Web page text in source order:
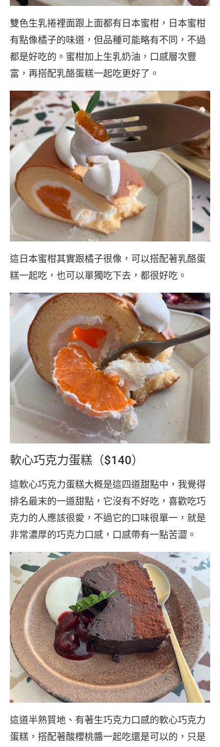
雙色生乳捲裡面跟上面都有日本蜜柑，日本蜜柑
有點像橘子的味道，但品種可能略有不同，不過
都是好吃的。蜜柑加上生乳奶油，口感層次豐
富，再搭配乳酪蛋糕一起吃更好了。
這日本蜜柑其實跟橘子很像，可以搭配著乳酪蛋
糕一起吃，也可以單獨吃下去，都很好吃。
軟心巧克力蛋糕（$140）
這軟心巧克力蛋糕大概是這四道甜點中，我覺得
排名最末的一道甜點，它沒有不好吃，喜歡吃巧
克力的人應該很愛，不過它的口味很單一，就是
非常濃厚的巧克力口感，口感帶有一點苦澀。
這道半熟質地、有著生巧克力口感的軟心巧克力
蛋糕，搭配著酸櫻桃醬一起吃還是可以的，只是